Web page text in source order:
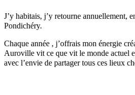
J’y habitais, j’y retourne annuellement,
Pondichéry.
Chaque année , j’offrais mon énergie
Auroville vit ce que vit le monde actuel
avec l’envie de partager tous ces lieux